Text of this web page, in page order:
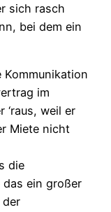
sich rasch
bei dem ein
Kommunikation
im
‘raus, weil er
Miete nicht
die
ein großer
der